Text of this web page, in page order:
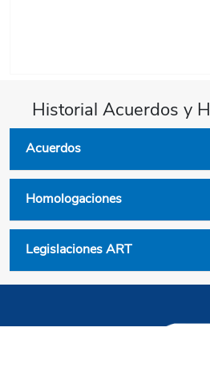
Historial Acuerdos y
Acuerdos
Homologaciones
Legislaciones ART